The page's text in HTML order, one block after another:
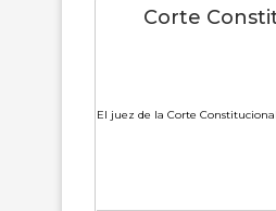
Corte
El juez de la Corte